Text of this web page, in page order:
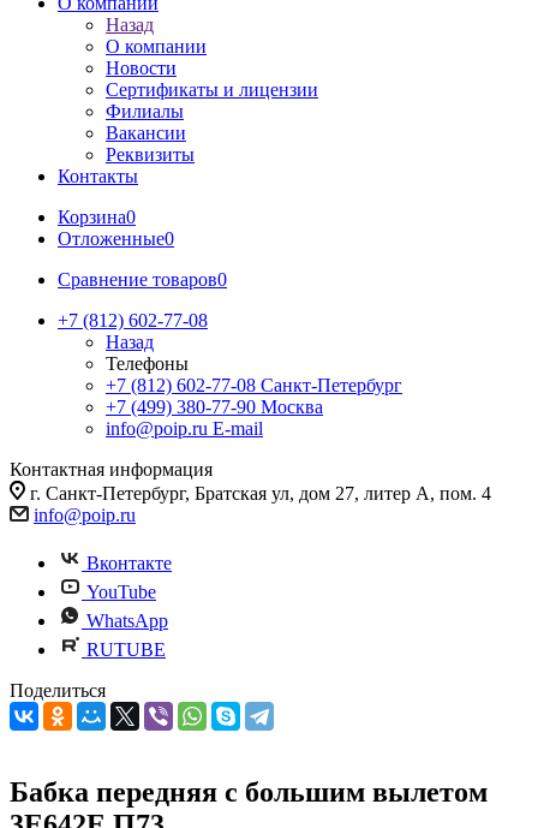
Назад
О компании
Новости
Сертификаты и лицензии
Филиалы
Вакансии
Реквизиты
Контакты
Корзина0
Отложенные0
Сравнение товаров0
+7 (812) 602-77-08
Назад
Телефоны
+7 (812) 602-77-08 Санкт-Петербург
+7 (499) 380-77-90 Москва
info@poip.ru E-mail
Контактная информация
г. Санкт-Петербург, Братская ул, дом 27, литер А, пом. 4
info@poip.ru
Вконтакте
YouTube
WhatsApp
RUTUBE
Поделиться
Бабка передняя с большим вылетом